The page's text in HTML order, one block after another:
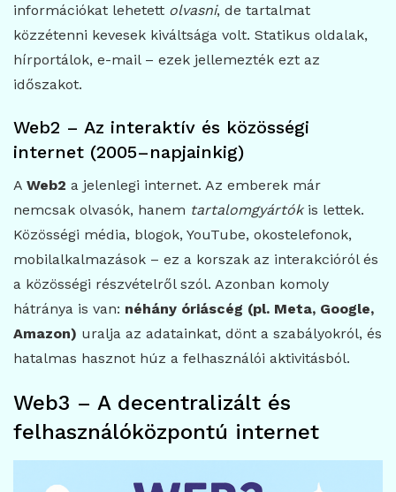
információkat lehetett olvasni, de tartalmat
közzétenni kevesek kiváltsága volt. Statikus oldalak,
hírportálok, e-mail – ezek jellemezték ezt az
időszakot.
Web2 – Az interaktív és közösségi
internet (2005–napjainkig)
A Web2 a jelenlegi internet. Az emberek már
nemcsak olvasók, hanem tartalomgyártókis lettek.
Közösségi média, blogok, YouTube, okostelefonok,
mobilalkalmazások – ez a korszak az interakcióról és
a közösségi részvételről szól. Azonban komoly
hátránya is van: néhány óriáscég (pl. Meta, Google,
Amazon) uralja az adatainkat, dönt a szabályokról, és
hatalmas hasznot húz a felhasználói aktivitásból.
Web3 – A decentralizált és
felhasználóközpontú internet